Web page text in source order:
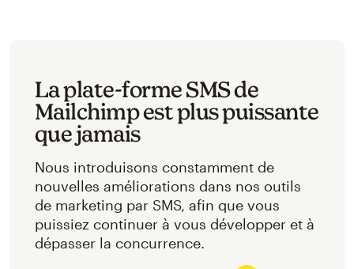
La plate-forme SMS de
Mailchimp est plus puissante
que jamais
Nous introduisons constamment de
nouvelles améliorations dans nos outils
de marketing par SMS, afin que vous
puissiez continuer à vous développer et à
dépasser la concurrence.